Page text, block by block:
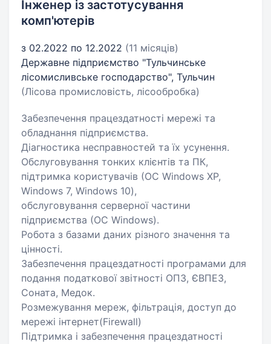
Інженер із застотусування
комп'ютерів
з 02.2022 по 12.2022 (11 місяців)
Державне підприємство "Тульчинське
лісомисливське господарство", Тульчин
(Лісова промисловість, лісообробка)
Забезпечення працездатності мережі та
обладнання підприємства.
Діагностика несправностей та їх усунення.
Обслуговування тонких клієнтів та ПК,
підтримка користувачів (ОС Windows XP,
Windows 7, Windows 10),
обслуговування серверної частини
підприємства (ОС Windows).
Робота з базами даних різного значення та
цінності.
Забезпечення працездатності програмами для
подання податкової звітності ОПЗ, ЄВПЕЗ,
Соната, Медок.
Розмежування мереж, фільтрація, доступ до
мережі інтернет(Firewall)
Підтримка і забезпечення працездатності